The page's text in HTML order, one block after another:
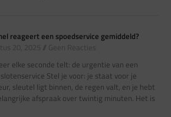
reageert een spoedservice gemiddeld?
20, 2025
Geen Reacties
elke seconde telt: de urgentie van een
Stel je voor: je staat voor je
sleutel ligt binnen, de regen valt, en je hebt
afspraak over twintig minuten. Het is